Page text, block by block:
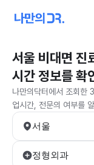
서울 비대면 진
시간 정보를 확
나만의닥터에서 조회한
업시간, 전문의 여부를
서울
정형외과